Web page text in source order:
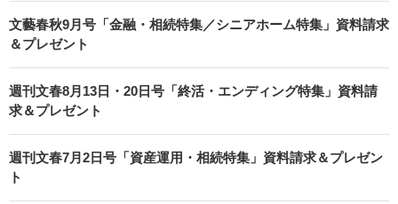
文藝春秋9月号「金融・相続特集／シニアホーム特集」資料請求
＆プレゼント
週刊文春8月13日・20日号「終活・エンディング特集」資料請
求＆プレゼント
週刊文春7月2日号「資産運用・相続特集」資料請求＆プレゼン
ト